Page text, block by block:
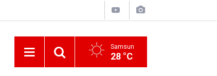
Samsun
28 °C